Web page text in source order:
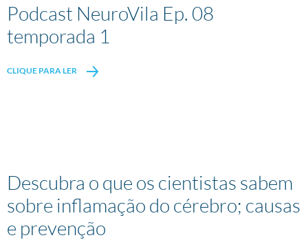
Podcast NeuroVila Ep. 08
temporada 1
CLIQUE PARA LER
Descubra o que os cientistas sabem
sobre inflamação do cérebro; causas
e prevenção